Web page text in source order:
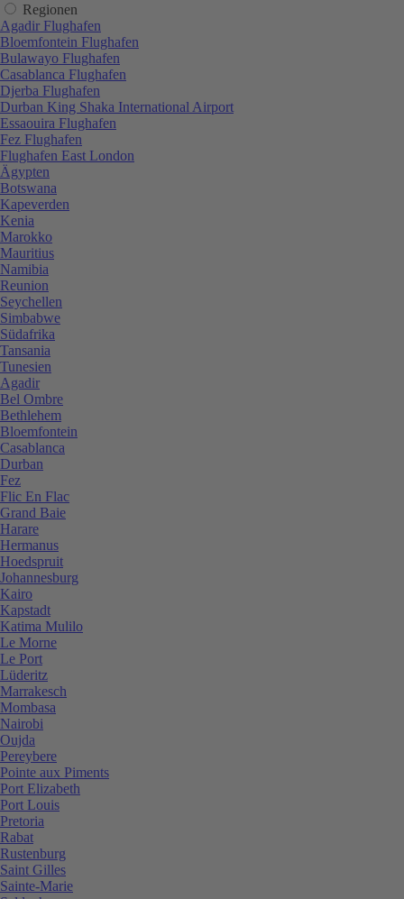
Regionen
Agadir Flughafen
Bloemfontein Flughafen
Bulawayo Flughafen
Casablanca Flughafen
Djerba Flughafen
Durban King Shaka International Airport
Essaouira Flughafen
Fez Flughafen
Flughafen East London
Ägypten
Botswana
Kapeverden
Kenia
Marokko
Mauritius
Namibia
Reunion
Seychellen
Simbabwe
Südafrika
Tansania
Tunesien
Agadir
Bel Ombre
Bethlehem
Bloemfontein
Casablanca
Durban
Fez
Flic En Flac
Grand Baie
Harare
Hermanus
Hoedspruit
Johannesburg
Kairo
Kapstadt
Katima Mulilo
Le Morne
Le Port
Lüderitz
Marrakesch
Mombasa
Nairobi
Oujda
Pereybere
Pointe aux Piments
Port Elizabeth
Port Louis
Pretoria
Rabat
Rustenburg
Saint Gilles
Sainte-Marie